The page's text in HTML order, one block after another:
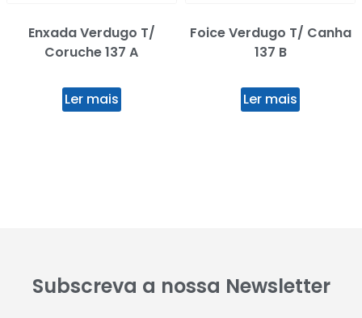
Enxada Verdugo T/
Coruche 137 A
Ler mais
Foice Verdugo T/ Canha
137 B
Ler mais
Subscreva a nossa Newsletter